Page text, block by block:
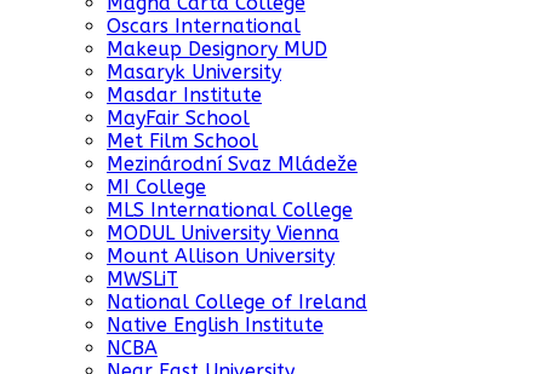
Oscars International
Makeup Designory MUD
Masaryk University
Masdar Institute
MayFair School
Met Film School
Mezinárodní Svaz Mládeže
MI College
MLS International College
MODUL University Vienna
Mount Allison University
MWSLiT
National College of Ireland
Native English Institute
NCBA